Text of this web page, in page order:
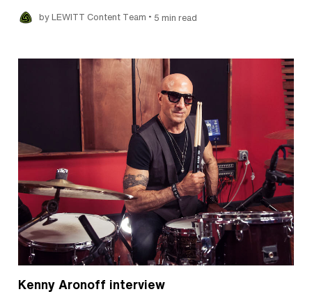
by LEWITT Content Team • 5 min read
Kenny Aronoff interview